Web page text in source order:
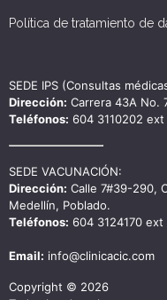
Política de tratamiento de
SEDE IPS (Consultas
Dirección: Carrera 43A No.
Teléfonos: 604 3110202 ext
SEDE VACUNACIÓN:
Dirección: Calle 7#39-290,
Medellín, Poblado.
Teléfonos: 604 3124170
Email: info@clinicacic.com
Copyright © 2026